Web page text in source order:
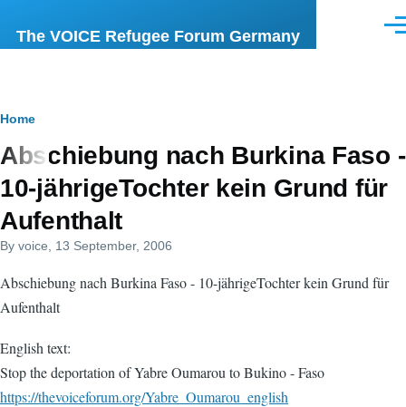
The VOICE Refugee Forum Germany
Breadcrumb
Home
Abschiebung nach Burkina Faso -
10-jährigeTochter kein Grund für
Aufenthalt
By voice , 13 September, 2006
Abschiebung nach Burkina Faso - 10-jährigeTochter kein Grund für
Aufenthalt
English text:
Stop the deportation of Yabre Oumarou to Bukino - Faso
https://thevoiceforum.org/Yabre_Oumarou_english